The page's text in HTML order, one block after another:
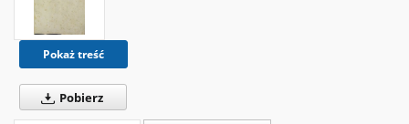
Pokaż treść
Pobierz